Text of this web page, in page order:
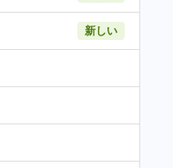
新しい